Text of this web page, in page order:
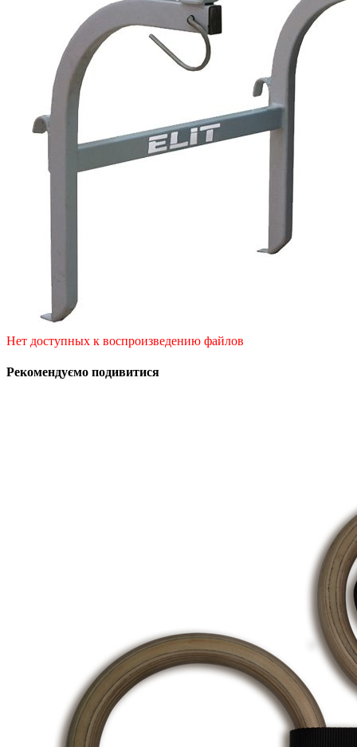
Нет доступных к воспроизведению файлов
Рекомендуємо подивитися